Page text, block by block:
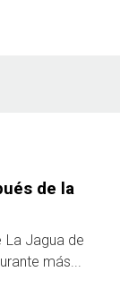
de la
La Jagua de
más...